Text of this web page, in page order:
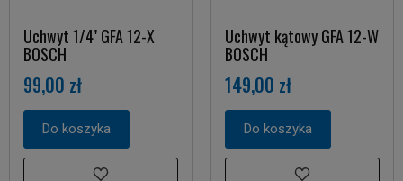
Uchwyt 1/4'' GFA 12-X
BOSCH
99,00 zł
Do koszyka
Uchwyt kątowy GFA 12-W
BOSCH
149,00 zł
Do koszyka